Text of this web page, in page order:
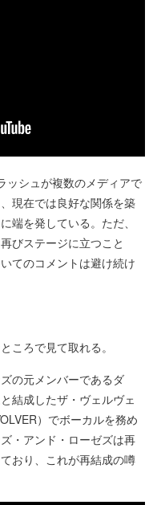
ッシュが複数のメディアで
現在では良好な関係を築
端を発している。ただ、
びステージに立つこと
てのコメントは避け続け
ころで見て取れる。
の元メンバーであるダ
結成したザ・ヴェルヴェ
）でボーカルを務め
・アンド・ローゼズは再
おり、これが再結成の噂